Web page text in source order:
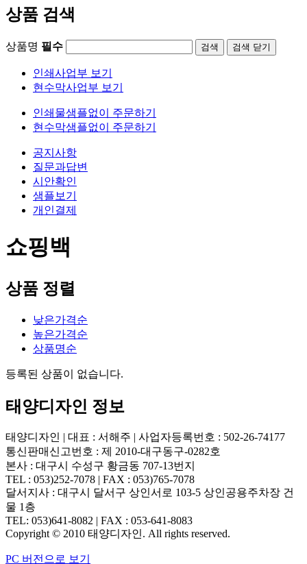
상품 검색
상품명 필수 검색 닫기
인쇄사업부 보기
현수막사업부 보기
인쇄물샘플없이 주문하기
현수막샘플없이 주문하기
공지사항
질문과답변
시안확인
샘플보기
개인결제
쇼핑백
상품 정렬
낮은가격순
높은가격순
상품명순
등록된 상품이 없습니다.
태양디자인 정보
태양디자인 | 대표 : 서해주 | 사업자등록번호 : 502-26-74177
통신판매신고번호 : 제 2010-대구동구-0282호
본사 : 대구시 수성구 황금동 707-13번지
TEL : 053)252-7078 | FAX : 053)765-7078
달서지사 : 대구시 달서구 상인서로 103-5 상인공용주차장 건
물 1층
TEL: 053)641-8082 | FAX : 053-641-8083
Copyright © 2010 태양디자인. All rights reserved.
PC 버전으로 보기